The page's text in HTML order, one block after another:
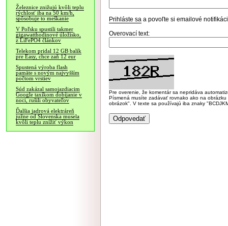
Železnice znižujú kvôli teplu
rýchlosť iba na 50 km/h,
spôsobuje to meškanie
V Poľsku spustili takmer
gigawatthodinové úložisko,
z LiFePO4 článkov
Telekom pridal 12 GB balík
pre Easy, chce zaň 12 eur
Spustená výroba flash
pamäte s novým najvyšším
počtom vrstiev
Súd zakázal samojazdiacim
Google taxíkom dobíjanie v
noci, rušili obyvateľov
Ďalšia jadrová elektráreň
južne od Slovenska musela
kvôli teplu znížiť výkon
Prihláste sa a povoľte si emailové
Overovací text:
Pre overenie, že komentár sa nepridáva
Písmená musíte zadávať rovnako ako na
obrázok". V texte sa používajú iba znaky